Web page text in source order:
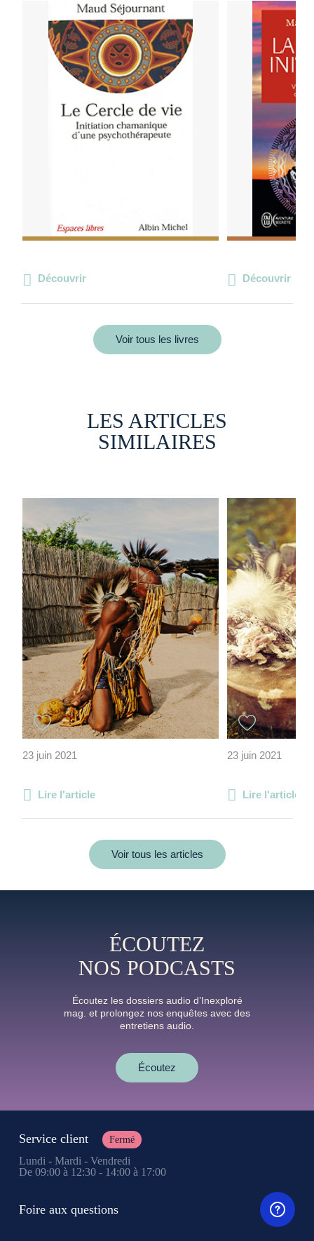
Découvrir Découvrir
Voir tous les livres
LES ARTICLES
SIMILAIRES
23 juin 2021
Lire l'article
23 juin 2021
Lire l'article
Voir tous les articles
ÉCOUTEZ
NOS PODCASTS
Écoutez les dossiers audio d’Inexploré
mag. et prolongez nos enquêtes avec des
entretiens audio.
Écoutez
Service client Fermé
Lundi - Mardi - Vendredi
De 09:00 à 12:30 - 14:00 à 17:00
Foire aux questions